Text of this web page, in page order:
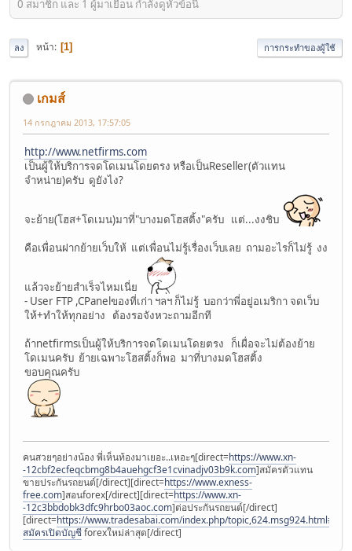
0 สมาชิก และ 1 ผู้มาเยือน กำลังดูหัวข้อนี้
ลง หน้า 1 การกระทำของผู้ใช้
เกมส์
14 กรกฎาคม 2013, 17:57:05
http://www.netfirms.com
เป็นผู้ให้บริการจดโดเมนโดยตรง หรือเป็นReseller(ตัวแทน
จำหน่าย)ครับ ดูยังไง?
จะย้าย(โฮส+โดเมน)มาที่"บางมดโฮสติ้ง"ครับ แต่...งงชิบ
คือเพื่อนฝากย้ายเว็บให้ แต่เพื่อนไม่รู้เรื่องเว็บเลย ถามอะไรก็ไม่รู้ งง
แล้วจะย้ายสำเร็จไหมเนี่ย
- User FTP ,CPanelของที่เก่า ฯลฯ ก็ไม่รู้ บอกว่าพี่อยู่อเมริกา จดเว็บ
ให้+ทำให้ทุกอย่าง ต้องรอจังหวะถามอีกที
ถ้าnetfirmsเป็นผู้ให้บริการจดโดเมนโดยตรง ก็เผื่อจะไม่ต้องย้าย
โดเมนครับ ย้ายเฉพาะโฮสติ้งก็พอ มาที่บางมดโฮสติ้ง
ขอบคุณครับ
คนสวยๆอย่างน้อง พี่เห็นท้องมาเยอะ..เหอะๆ[direct=https://www.xn-
-12cbf2ecfeqcbmg8b4auehgcf3e1cvinadjv03b9k.com]สมัครตัวแทน
ขายประกันรถยนต์[/direct][direct=https://www.exness-
free.com]สอนforex[/direct][direct=https://www.xn-
-12c3bbdobk3dfc9hrbo03aoc.com]ต่อประกันรถยนต์[/direct]
[direct=https://www.tradesabai.com/index.php/
สมัครเปิดบัญชีforexใหม่ล่าสุด[/direct]